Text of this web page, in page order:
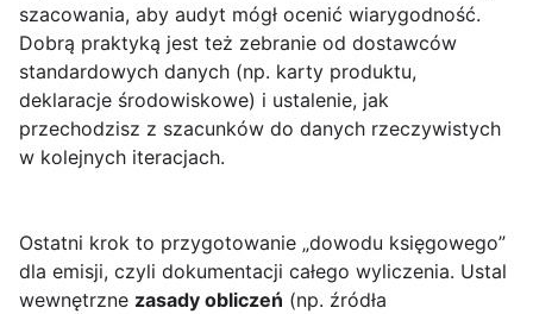
szacowania, aby audyt mógł ocenić wiarygodność.
Dobrą praktyką jest też zebranie od dostawców
standardowych danych (np. karty produktu,
deklaracje środowiskowe) i ustalenie, jak
przechodzisz z szacunków do danych rzeczywistych
w kolejnych iteracjach.
Ostatni krok to przygotowanie „dowodu księgowego”
dla emisji, czyli dokumentacji całego wyliczenia. Ustal
wewnętrzne zasady obliczeń (np. źródła